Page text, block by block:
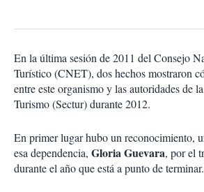
c
m
p
a
t
r
En la última sesión de 2011 del Consejo
Turístico (CNET), dos hechos mostraron
entre este organismo y las autoridades de
Turismo (Sectur) durante 2012.
En primer lugar hubo un reconocimiento,
esa dependencia, Gloria Guevara, por el
durante el año que está a punto de terminar.